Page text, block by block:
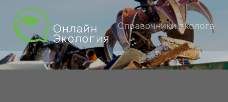
Справочники эколога